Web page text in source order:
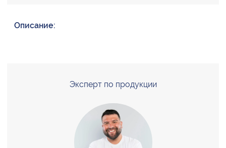
Описание:
Эксперт по продукции